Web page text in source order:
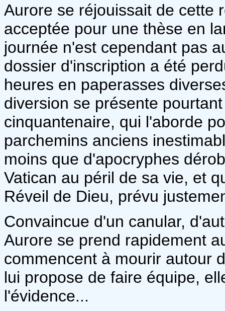
Aurore se réjouissait de cette
acceptée pour une thèse en
journée n'est cependant pas
dossier d'inscription a été
heures en paperasses
diversion se présente
cinquantenaire, qui l'aborde
parchemins anciens
moins que d'apocryphes
Vatican au péril de sa vie, et
Réveil de Dieu, prévu
Convaincue d'un canular,
Aurore se prend rapidement
commencent à mourir autour
lui propose de faire équipe,
l'évidence...